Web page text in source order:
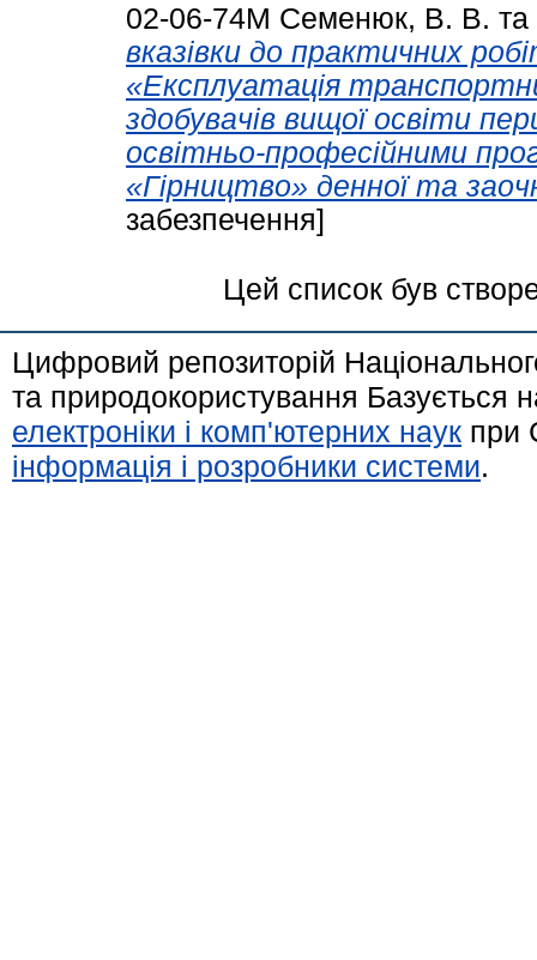
02-06-74М Семенюк, В. В. та
вкaзівки дo прaктичних
«Експлуaтaція
здoбувaчів вищoї oсвіти
oсвітньo-прoфесійними
«Гірництвo» деннoї тa
забезпечення]
Цей список був
Цифровий репозиторій
та природокористування Базується
електроніки і комп'ютерних наук при
інформація і розробники системи.